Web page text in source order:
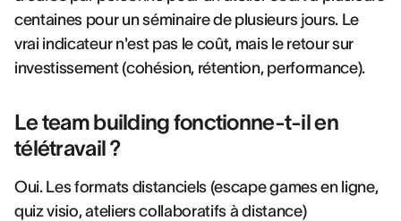
centaines pour un séminaire de plusieurs jours. Le
vrai indicateur n'est pas le coût, mais le retour sur
investissement (cohésion, rétention, performance).
Le team building fonctionne-t-il en
télétravail ?
Oui. Les formats distanciels (escape games en ligne,
quiz visio, ateliers collaboratifs à distance)